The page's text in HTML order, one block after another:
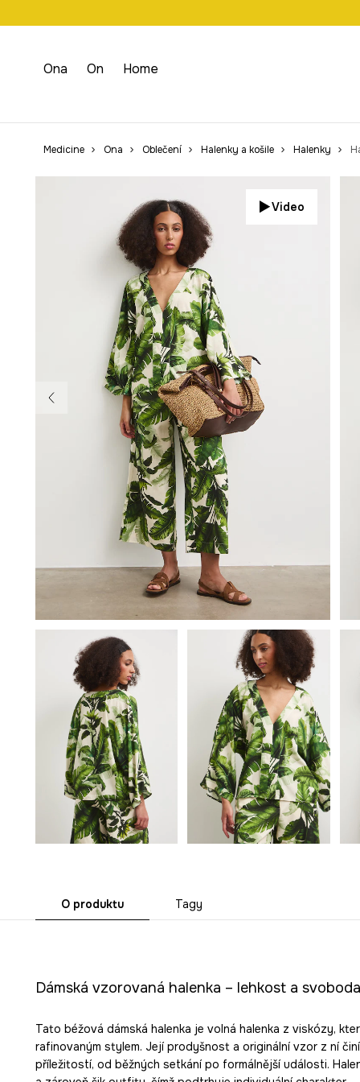
Doprava zdarma
Ona On Home
Medicine Ona Oblečení Halenky a košile Halenky
Video
O produktu Tagy
Dámská vzorovaná halenka – lehkost a
Tato béžová dámská halenka je volná halenka z viskózy,
rafinovaným stylem. Její prodyšnost a originální vzor z ní
příležitostí, od běžných setkání po formálnější události.